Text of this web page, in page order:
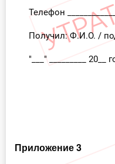
Телефон
Получил: Ф.И.О. /
"___" _________ 20__
Приложение 3